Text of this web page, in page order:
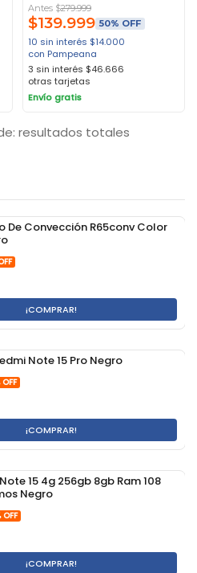
De Convección R65conv Color
¡COMPRAR!
Note 15 Pro Negro
¡COMPRAR!
15 4g 256gb 8gb Ram 108
Negro
¡COMPRAR!
Antes $279.999
$139.999 50% OFF
10 sin interés $14.000
con Pampeana
3 sin interés $46.666
otras tarjetas
Envío gratis
resultados totales